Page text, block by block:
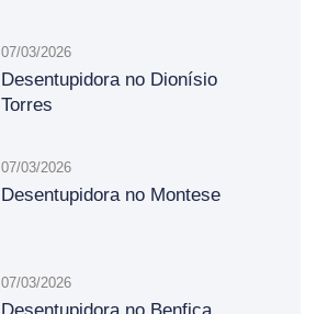
07/03/2026
Desentupidora no Dionísio
Torres
07/03/2026
Desentupidora no Montese
07/03/2026
Desentupidora no Benfica